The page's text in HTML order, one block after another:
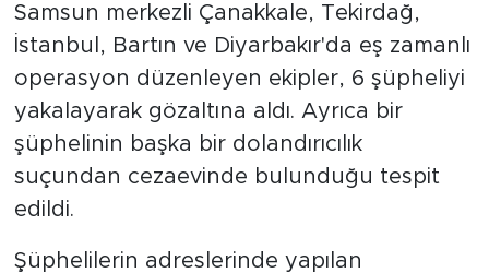
Samsun merkezli Çanakkale, Tekirdağ,
İstanbul, Bartın ve Diyarbakır'da eş zamanlı
operasyon düzenleyen ekipler, 6 şüpheliyi
yakalayarak gözaltına aldı. Ayrıca bir
şüphelinin başka bir dolandırıcılık
suçundan cezaevinde bulunduğu tespit
edildi.
Şüphelilerin adreslerinde yapılan